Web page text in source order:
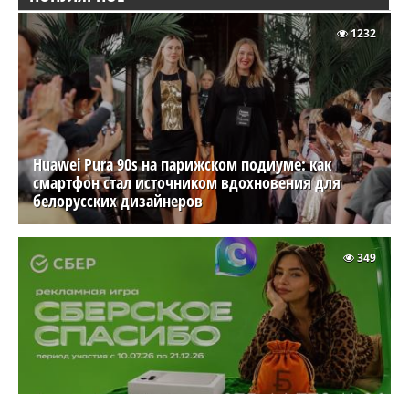
Huawei Pura 90s на парижском подиуме: как
смартфон стал источником вдохновения для
белорусских дизайнеров
1232
349